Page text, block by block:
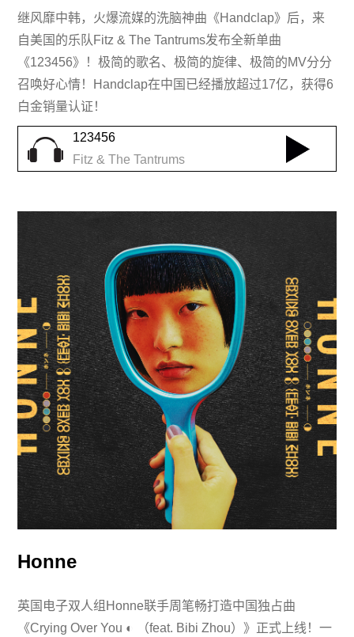
继风靡中韩，火爆流媒的洗脑神曲《Handclap》后，来
自美国的乐队Fitz & The Tantrums发布全新单曲
《123456》！极简的歌名、极简的旋律、极简的MV分分
召唤好心情！Handclap在中国已经播放超过17亿，获得6
白金销量认证！
123456
Fitz & The Tantrums
Honne
英国电子双人组Honne联手周笔畅打造中国独占曲
《Crying Over You ◐ （feat. Bibi Zhou）》正式上线！一